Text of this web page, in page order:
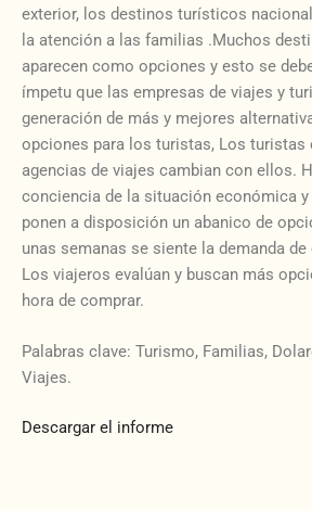
exterior, los destinos turísticos
la atención a las familias .Muchos
aparecen como opciones y esto se
ímpetu que las empresas de viajes y
generación de más y mejores
opciones para los turistas, Los turistas
agencias de viajes cambian con ellos.
conciencia de la situación económica
ponen a disposición un abanico de
unas semanas se siente la demanda de
Los viajeros evalúan y buscan más
hora de comprar.
Palabras clave: Turismo, Familias,
Viajes.
Descargar el informe